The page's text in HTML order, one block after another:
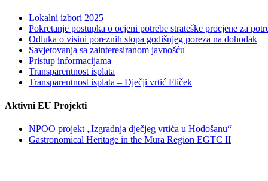
Lokalni izbori 2025
Pokretanje postupka o ocjeni potrebe strateške procjene za
Odluka o visini poreznih stopa godišnjeg poreza na dohodak
Savjetovanja sa zainteresiranom javnošću
Pristup informacijama
Transparentnost isplata
Transparentnost isplata – Dječji vrtić Ftiček
Aktivni EU Projekti
NPOO projekt „Izgradnja dječjeg vrtića u Hodošanu“
Gastronomical Heritage in the Mura Region EGTC II